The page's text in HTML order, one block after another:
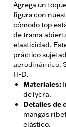
Agrega un
figura con
cómodo top
de trama
elasticidad.
práctico
aerodinámico.
H-D.
Materiales:
de lycra.
Detalles de
mangas
elástico.